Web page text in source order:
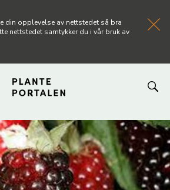
din opplevelse av nettstedet så bra
nettstedet samtykker du i vår bruk av